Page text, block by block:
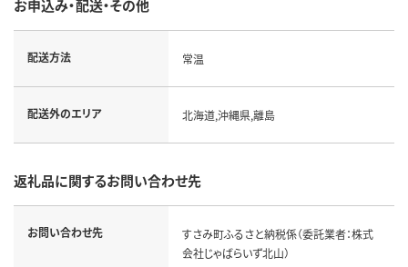
お申込み・配送・その他
配送方法 常温
配送外のエリア 北海道,沖縄県,離島
返礼品に関するお問い合わせ先
お問い合わせ先
すさみ町ふるさと納税係（委託業者：株式
会社じゃばらいず北山）